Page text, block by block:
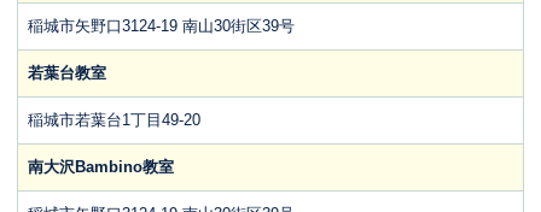
稲城市矢野口3124-19 南山30街区39号
若葉台教室
稲城市若葉台1丁目49-20
南大沢Bambino教室